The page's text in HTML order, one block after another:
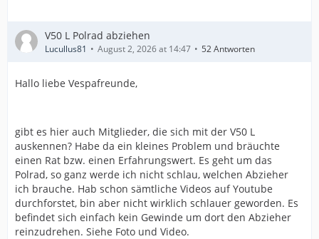
V50 L Polrad abziehen
Lucullus81 August 2, 2026 at 14:47 52 Antworten
Hallo liebe Vespafreunde,
gibt es hier auch Mitglieder, die sich mit der V50 L
auskennen? Habe da ein kleines Problem und bräuchte
einen Rat bzw. einen Erfahrungswert. Es geht um das
Polrad, so ganz werde ich nicht schlau, welchen Abzieher
ich brauche. Hab schon sämtliche Videos auf Youtube
durchforstet, bin aber nicht wirklich schlauer geworden. Es
befindet sich einfach kein Gewinde um dort den Abzieher
reinzudrehen. Siehe Foto und Video.